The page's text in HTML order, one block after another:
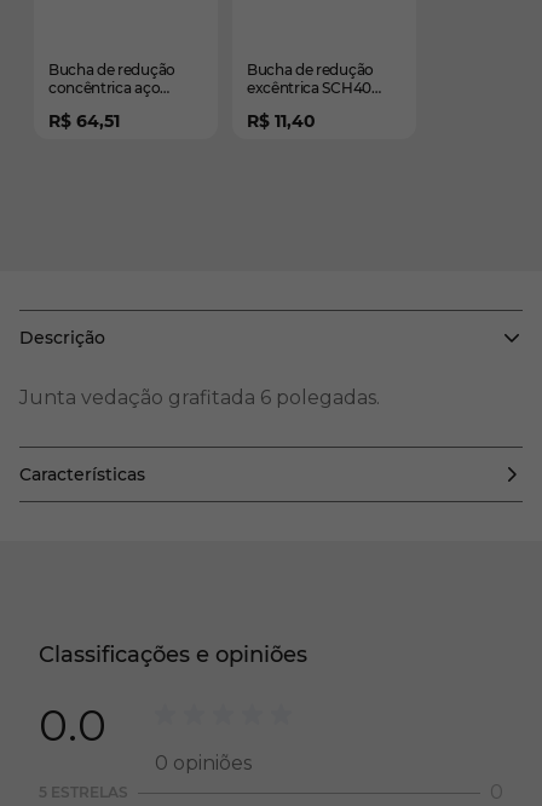
Bucha de redução
concêntrica aço
solda - 4 pol. x 2 pol.
R$ 64,51
Bucha de redução
excêntrica SCH40
pol.
R$ 11,40
Descrição
Junta vedação grafitada 6 polegadas.
Características
Classificações e opiniões
0.0
0 opiniões
5 ESTRELAS 0